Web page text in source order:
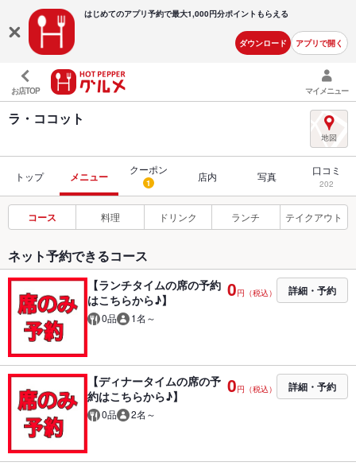
はじめてのアプリ予約で最大1,000円分ポイントもらえる
ダウンロード アプリで開く
お店TOP マイメニュー
ラ・ココット
トップ メニュー
クーポン
1 店内 写真 口コミ
202
コース 料理 ドリンク ランチ テイクアウト
ネット予約できるコース
【ランチタイムの席の予約
はこちらから♪】
0品 1名～
0円（税込） 詳細・予約
【ディナータイムの席の予
約はこちらから♪】
0品 2名～
0円（税込） 詳細・予約